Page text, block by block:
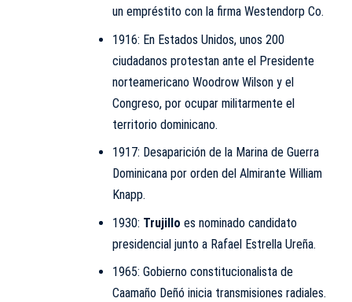
un empréstito con la firma Westendorp Co.
1916: En Estados Unidos, unos 200
ciudadanos protestan ante el Presidente
norteamericano Woodrow Wilson y el
Congreso, por ocupar militarmente el
territorio dominicano.
1917: Desaparición de la Marina de Guerra
Dominicana por orden del Almirante William
Knapp.
1930: Trujillo es nominado candidato
presidencial junto a Rafael Estrella Ureña.
1965: Gobierno constitucionalista de
Caamaño Deñó inicia transmisiones radiales.